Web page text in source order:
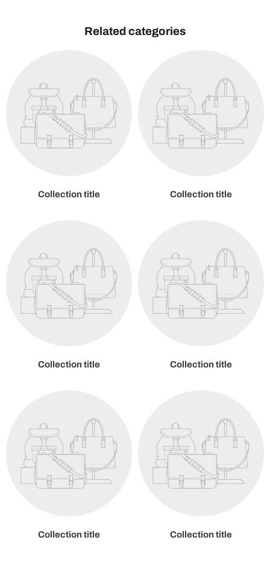
Related categories
Collection title Collection title
Collection title Collection title
Collection title Collection title